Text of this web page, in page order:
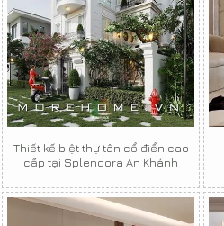
Thiết kế biệt thự tân cổ điển cao
cấp tại Splendora An Khánh